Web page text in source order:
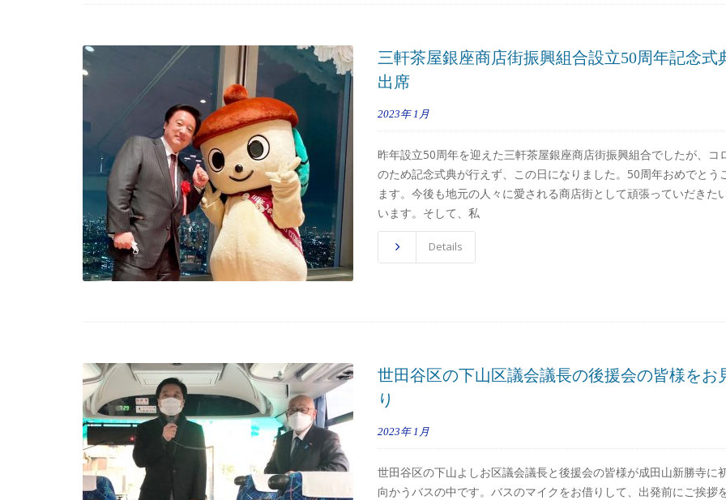
三軒茶屋銀座商店街振興組合設立50周年記念式
出席
2023年 1月
昨年設立50周年を迎えた三軒茶屋銀座商店街振興組合でしたが、コ
のため記念式典が行えず、この日になりました。50周年おめでとう
ます。今後も地元の人々に愛される商店街として頑張っていだきた
います。そして、私
Details
世田谷区の下山区議会議長の後援会の皆様をお
り
2023年 1月
世田谷区の下山よしお区議会議長と後援会の皆様が成田山新勝寺に
向かうバスの中です。バスのマイクをお借りして、出発前にご挨拶